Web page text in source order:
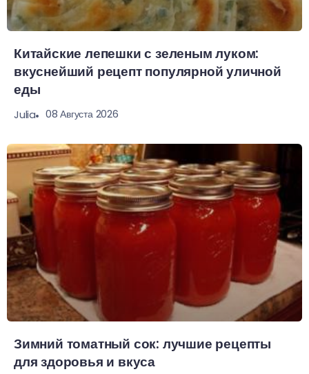
Китайские лепешки с зеленым луком:
вкуснейший рецепт популярной уличной
еды
Julia 08 Августа 2026
Зимний томатный сок: лучшие рецепты
для здоровья и вкуса